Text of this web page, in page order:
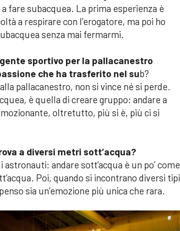
fare subacquea. La prima esperienza è
a respirare con l’erogatore, ma poi ho
senza mai fermarmi.
sportivo per la pallacanestro
che ha trasferito nel sub?
pallacanestro, non si vince né si perde.
è quella di creare gruppo: andare a
oltretutto, più si è, più ci si
a diversi metri sott’acqua?
andare sott’acqua è un po’ come
Poi, quando si incontrano diversi tipi
sia un’emozione più unica che rara.